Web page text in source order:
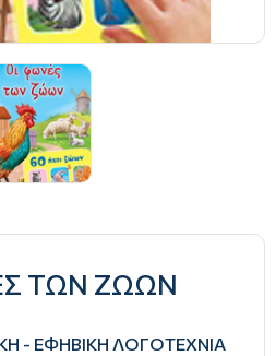
ΤΩΝ ΖΩΩΝ
- ΕΦΗΒΙΚΗ ΛΟΓΟΤΕΧΝΙΑ